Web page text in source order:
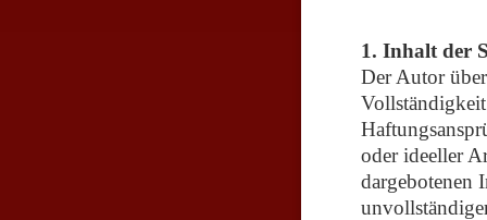
1. Inhalt der
Der Autor
oder ideeller
dargebotenen